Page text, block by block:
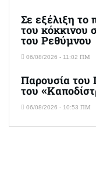
Σε εξέλιξη
του κόκκινου
του Ρεθύμνου
06/08/2026 - 11:02 ΠΜ
Παρουσία του
του
06/08/2026 - 10:53 ΠΜ